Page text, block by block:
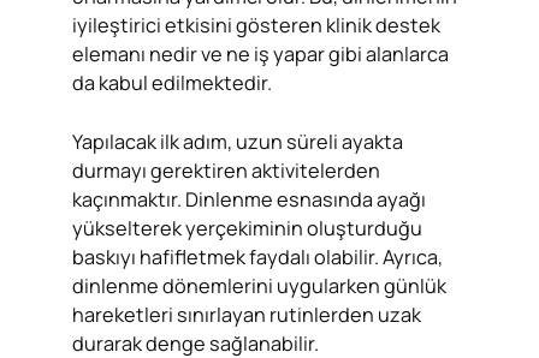
iyileştirici etkisini gösteren klinik destek
elemanı nedir ve ne iş yapar gibi alanlarca
da kabul edilmektedir.
Yapılacak ilk adım, uzun süreli ayakta
durmayı gerektiren aktivitelerden
kaçınmaktır. Dinlenme esnasında ayağı
yükselterek yerçekiminin oluşturduğu
baskıyı hafifletmek faydalı olabilir. Ayrıca,
dinlenme dönemlerini uygularken günlük
hareketleri sınırlayan rutinlerden uzak
durarak denge sağlanabilir.